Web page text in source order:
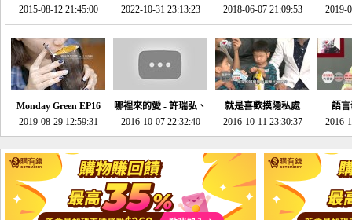
promo-我想開間咖啡
館(謝佳凌)
2015-08-12 21:45:00
2022-10-31 23:13:23
肉
2018-06-07 21:09:53 2019-
Monday Green EP16
超意外~環保原來可以
邊玩邊做！
2019-08-29 12:59:31
哪裡來的愛 - 許瑞弘、
李其芬
2016-10-07 22:32:40
就是喜歡摸隱私處
2016-10-11 23:30:37
語
2016-